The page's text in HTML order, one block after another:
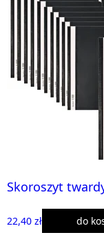
Skoroszyt
22,40 zł do